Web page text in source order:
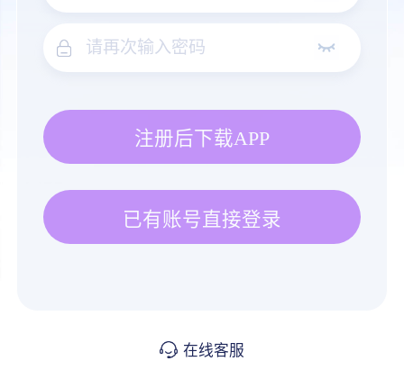
注册后下载APP
已有账号直接登录
在线客服